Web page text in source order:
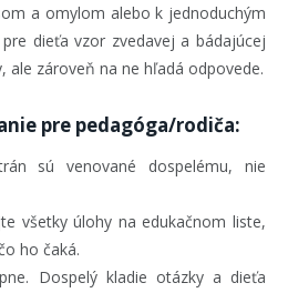
a omylom alebo k jednoduchým
dieťa vzor zvedavej a bádajúcej
ale zároveň na ne hľadá odpovede.
pre pedagóga/rodiča:
sú venované dospelému, nie
všetky úlohy na edukačnom liste,
ho čaká.
Dospelý kladie otázky a dieťa